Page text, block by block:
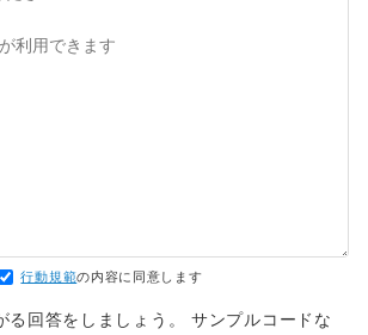
行動規範の内容に同意します
る回答をしましょう。 サンプルコードな